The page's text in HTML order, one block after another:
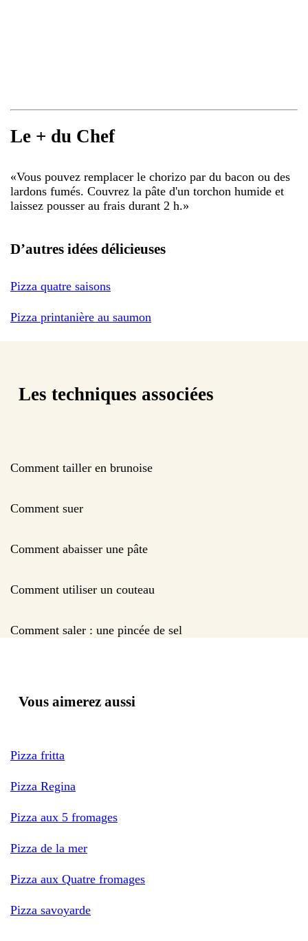
Le + du Chef
«Vous pouvez remplacer le chorizo par du bacon ou des
lardons fumés. Couvrez la pâte d'un torchon humide et
laissez pousser au frais durant 2 h.»
D’autres idées délicieuses
Pizza quatre saisons
Pizza printanière au saumon
Les techniques associées
Comment tailler en brunoise
Comment suer
Comment abaisser une pâte
Comment utiliser un couteau
Comment saler : une pincée de sel
Vous aimerez aussi
Pizza fritta
Pizza Regina
Pizza aux 5 fromages
Pizza de la mer
Pizza aux Quatre fromages
Pizza savoyarde